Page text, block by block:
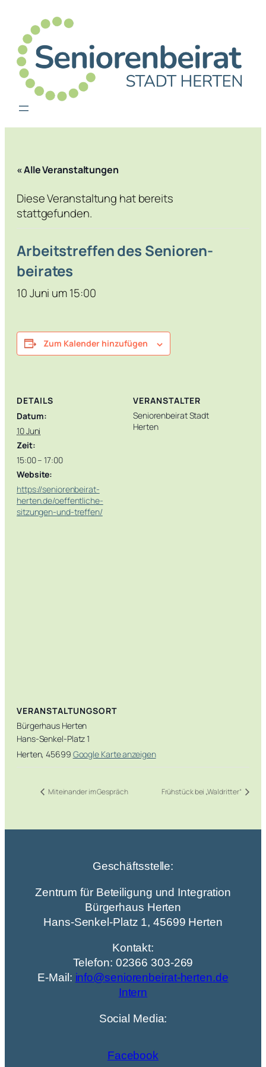
« Alle Veranstaltungen
Diese Veranstaltung hat bereits
stattgefunden.
Arbeitstreffen des Senioren­
beirates
10 Juni um 15:00
Zum Kalender hinzufügen
DETAILS
Datum:
10 Juni
Zeit:
15:00 – 17:00
Website:
https://seniorenbeirat-
herten.de/oeffentliche-
sitzungen-und-treffen/
VERANSTALTER
Seniorenbeirat Stadt
Herten
VERANSTALTUNGSORT
Bürgerhaus Herten
Hans-Senkel-Platz 1
Herten, 45699 Google Karte anzeigen
Miteinander im Gespräch Frühstück bei „Waldritter“
Geschäftsstelle:
Zentrum für Beteiligung und Integration
Bürgerhaus Herten
Hans-Senkel-Platz 1, 45699 Herten
Kontakt:
Telefon: 02366 303-269
E-Mail: info@seniorenbeirat-herten.de
Intern
Social Media:
Facebook